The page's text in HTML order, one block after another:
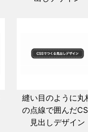
縫い目のように丸
の点線で囲んだ
見出しデザイン